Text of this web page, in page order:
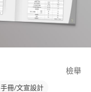
檢舉
手冊/文宣設計